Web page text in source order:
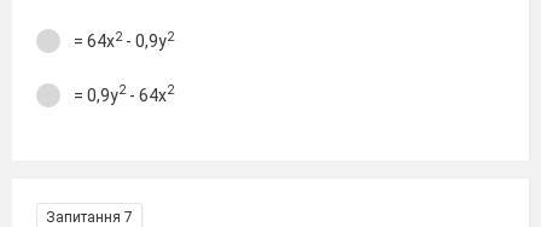
= 64х2- 0,9у2
= 0,9у2- 64х2
Запитання 7